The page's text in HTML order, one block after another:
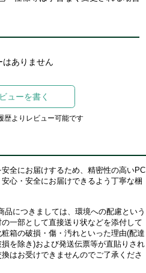
はありません
ューを書く
歴よりレビュー可能です
全にお届けするため、精密性の高いPC
心・安全にお届けできるよう丁寧な梱
につきましては、環境への配慮という
一部として直接送り状などを添付して
箱の破損・傷・汚れといった理由(配達
を除き)および発送伝票等が直貼りされ
はお受けできませんのでご了承くださ